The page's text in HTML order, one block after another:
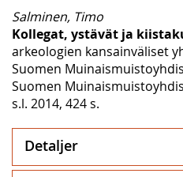
Salminen, Timo
Kollegat, ystävät ja
arkeologien kansainväliset
Suomen
Suomen
s.l. 2014, 424 s.
Detaljer